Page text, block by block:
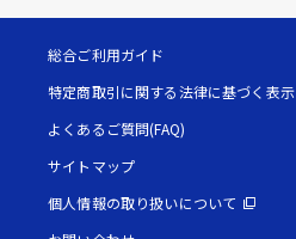
総合ご利用ガイド
特定商取引に関する法律に基づく表示
よくあるご質問(FAQ)
サイトマップ
個人情報の取り扱いについて